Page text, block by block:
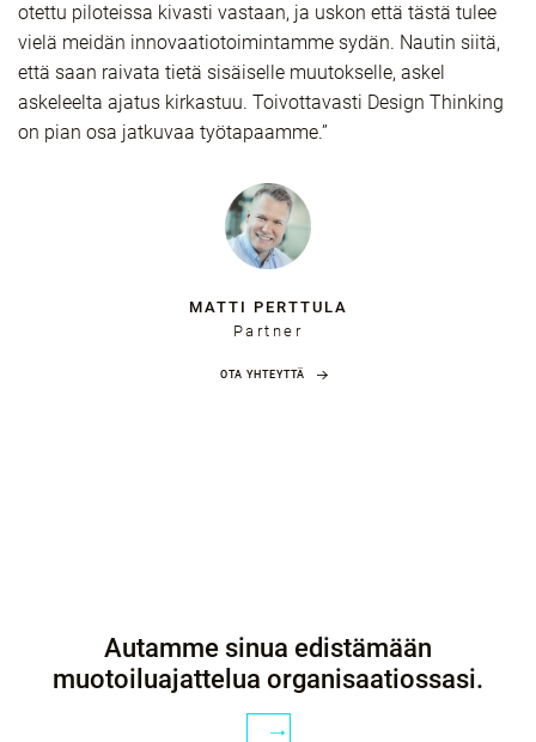
otettu piloteissa kivasti vastaan, ja uskon että tästä tulee
vielä meidän innovaatiotoimintamme sydän. Nautin siitä,
että saan raivata tietä sisäiselle muutokselle, askel
askeleelta ajatus kirkastuu. Toivottavasti Design Thinking
on pian osa jatkuvaa työtapaamme.”
MATTI PERTTULA
Partner
OTA YHTEYTTÄ
Autamme sinua edistämään
muotoiluajattelua organisaatiossasi.